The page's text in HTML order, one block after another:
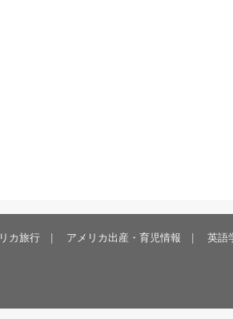
カ旅行 アメリカ出産・育児情報 英語